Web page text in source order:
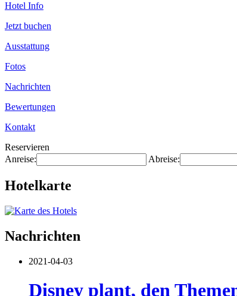
Hotel Info
Jetzt buchen
Ausstattung
Fotos
Nachrichten
Bewertungen
Kontakt
Reservieren
Anreise:
Abreise:
Hotelkarte
Nachrichten
2021-04-03
Disney plant, den